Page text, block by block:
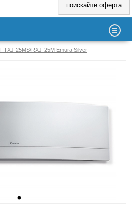
поискайте оферта
25MS/RXJ-25M Emura Silver